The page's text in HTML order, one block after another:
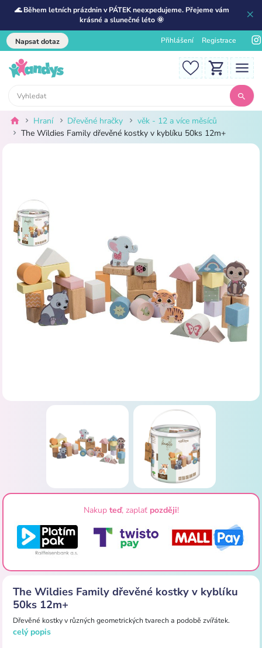
🌊 Během letních prázdnin v PÁTEK neexpedujeme. Přejeme vám
krásné a slunečné léto 🌞
Napsat dotaz Přihlášení Registrace
Hraní Dřevěné hračky
věk - 12 a více měsíců
The Wildies Family dřevěné kostky v kyblíku 50ks 12m+
Nakup teď, zaplať později!
The Wildies Family dřevěné kostky v kyblíku
50ks 12m+
Dřevěné kostky v různých geometrických tvarech a podobě zvířátek.
celý popis